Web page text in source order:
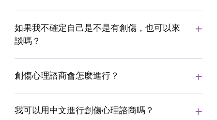
如果我不確定自己是不是有創傷，也可以來
談嗎？
創傷心理諮商會怎麼進行？
我可以用中文進行創傷心理諮商嗎？